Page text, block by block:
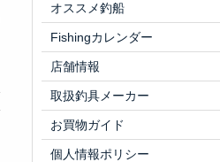
オススメ釣船
Fishingカレンダー
店舗情報
取扱釣具メーカー
お買物ガイド
個人情報ポリシー